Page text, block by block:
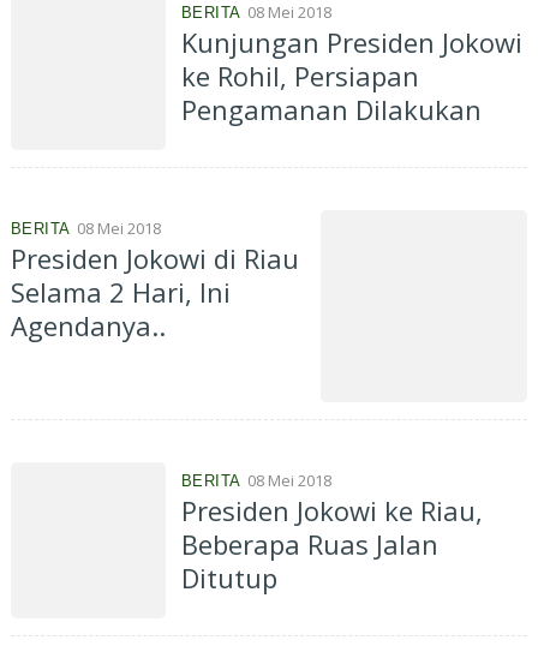
BERITA 08 Mei 2018
Kunjungan Presiden Jokowi
ke Rohil, Persiapan
Pengamanan Dilakukan
BERITA 08 Mei 2018
Presiden Jokowi di Riau
Selama 2 Hari, Ini
Agendanya..
BERITA 08 Mei 2018
Presiden Jokowi ke Riau,
Beberapa Ruas Jalan
Ditutup